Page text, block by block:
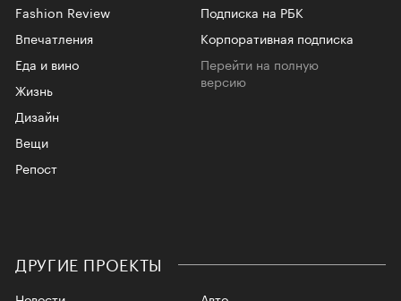
Fashion Review
Впечатления
Еда и вино
Жизнь
Дизайн
Вещи
Репост
Подписка на РБК
Корпоративная подписка
Перейти на полную
версию
ДРУГИЕ ПРОЕКТЫ